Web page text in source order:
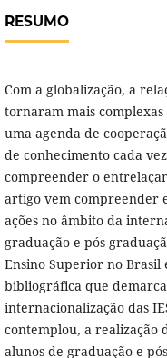
RESUMO
Com a globalização, a
tornaram mais
uma agenda de
de conhecimento cada
compreender o
artigo vem compreender
ações no âmbito da
graduação e pós
Ensino Superior no Brasil
bibliográfica que
internacionalização das
contemplou, a realização
alunos de graduação e